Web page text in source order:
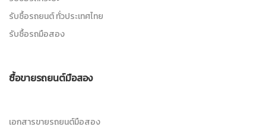
รับซื้อรถยนต์ ทั่วประเทศไทย
รับซื้อรถมือสอง
ซื้อขายรถยนต์มือสอง
เอกสารขายรถยนต์มือสอง